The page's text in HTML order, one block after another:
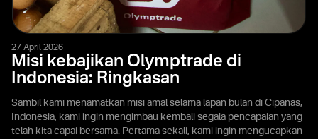
27 April 2026
Misi kebajikan Olymptrade di
Indonesia: Ringkasan
Sambil kami menamatkan misi amal selama lapan bulan di Cipanas,
Indonesia, kami ingin mengimbau kembali segala pencapaian yang
telah kita capai bersama. Pertama sekali, kami ingin mengucapkan